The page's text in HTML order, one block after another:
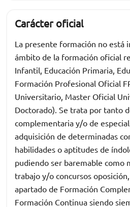
Carácter oficial
La presente formación no está
ámbito de la formación oficial
Infantil, Educación Primaria,
Formación Profesional Oficial
Universitario, Master Oficial
Doctorado). Se trata por tanto
complementaria y/o de
adquisición de determinadas
habilidades o aptitudes de
pudiendo ser baremable como
trabajo y/o concursos
apartado de Formación
Formación Continua siendo